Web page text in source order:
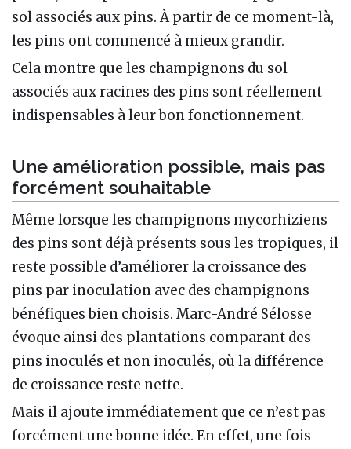
sol associés aux pins. À partir de ce moment-là,
les pins ont commencé à mieux grandir.
Cela montre que les champignons du sol
associés aux racines des pins sont réellement
indispensables à leur bon fonctionnement.
Une amélioration possible, mais pas
forcément souhaitable
Même lorsque les champignons mycorhiziens
des pins sont déjà présents sous les tropiques, il
reste possible d’améliorer la croissance des
pins par inoculation avec des champignons
bénéfiques bien choisis. Marc-André Sélosse
évoque ainsi des plantations comparant des
pins inoculés et non inoculés, où la différence
de croissance reste nette.
Mais il ajoute immédiatement que ce n’est pas
forcément une bonne idée. En effet, une fois